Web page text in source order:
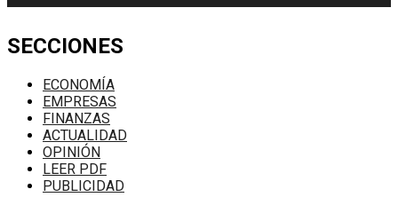
SECCIONES
ECONOMÍA
EMPRESAS
FINANZAS
ACTUALIDAD
OPINIÓN
LEER PDF
PUBLICIDAD